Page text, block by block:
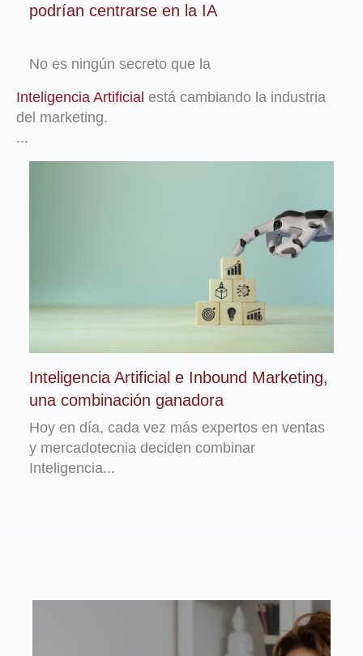
podrían centrarse en la IA
No es ningún secreto que la
Inteligencia Artificial está cambiando la industria
del marketing.
...
Inteligencia Artificial e Inbound Marketing,
una combinación ganadora
Hoy en día, cada vez más expertos en ventas
y mercadotecnia deciden combinar
Inteligencia...